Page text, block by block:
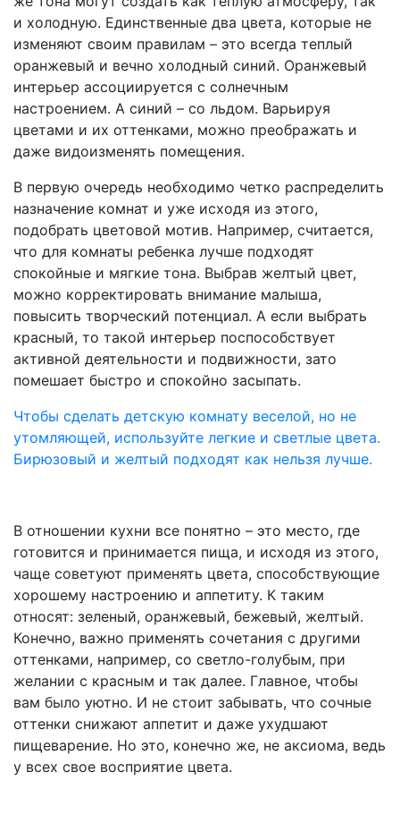
и холодную. Единственные два цвета, которые не
изменяют своим правилам – это всегда теплый
оранжевый и вечно холодный синий. Оранжевый
интерьер ассоциируется с солнечным
настроением. А синий – со льдом. Варьируя
цветами и их оттенками, можно преображать и
даже видоизменять помещения.
В первую очередь необходимо четко распределить
назначение комнат и уже исходя из этого,
подобрать цветовой мотив. Например, считается,
что для комнаты ребенка лучше подходят
спокойные и мягкие тона. Выбрав желтый цвет,
можно корректировать внимание малыша,
повысить творческий потенциал. А если выбрать
красный, то такой интерьер поспособствует
активной деятельности и подвижности, зато
помешает быстро и спокойно засыпать.
Чтобы сделать детскую комнату веселой, но не
утомляющей, используйте легкие и светлые цвета.
Бирюзовый и желтый подходят как нельзя лучше.
В отношении кухни все понятно – это место, где
готовится и принимается пища, и исходя из этого,
чаще советуют применять цвета, способствующие
хорошему настроению и аппетиту. К таким
относят: зеленый, оранжевый, бежевый, желтый.
Конечно, важно применять сочетания с другими
оттенками, например, со светло-голубым, при
желании с красным и так далее. Главное, чтобы
вам было уютно. И не стоит забывать, что сочные
оттенки снижают аппетит и даже ухудшают
пищеварение. Но это, конечно же, не аксиома, ведь
у всех свое восприятие цвета.